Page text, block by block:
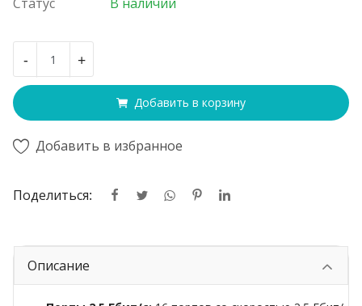
- +
Добавить в корзину
Добавить в избранное
Поделиться:
Описание